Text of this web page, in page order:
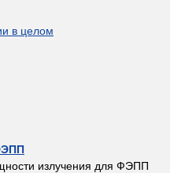
в целом
излучения для ФЭПП